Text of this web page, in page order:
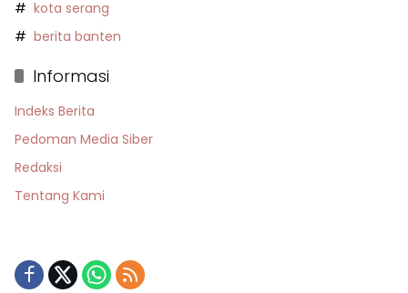
kota serang
berita banten
Informasi
Indeks Berita
Pedoman Media Siber
Redaksi
Tentang Kami